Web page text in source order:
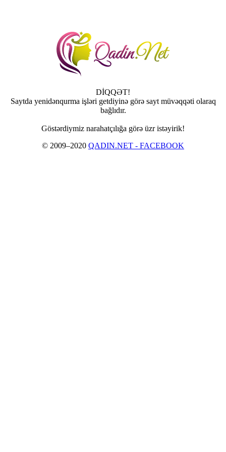
DİQQƏT!
Saytda yenidənqurma işləri getdiyinə görə sayt müvəqqəti olaraq
bağlıdır.
Göstərdiymiz narahatçılığa görə üzr istəyirik!
© 2009–2020 QADIN.NET - FACEBOOK